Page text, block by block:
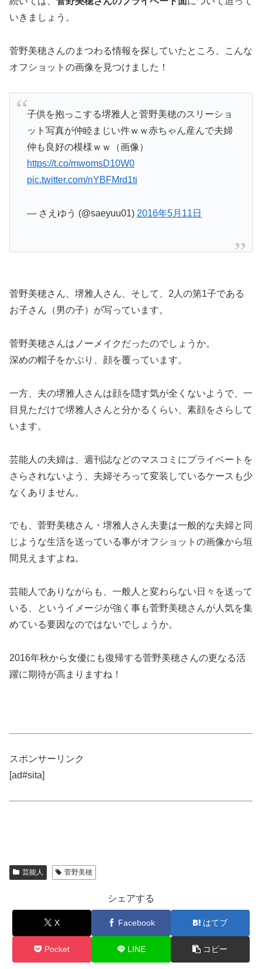
いきましょう。
菅野美穂さんのまつわる情報を探していたところ、こんな
オフショットの画像を見つけました！
子供を抱っこする堺雅人と菅野美穂のスリーショ
ット写真が仲睦まじい件ｗｗ赤ちゃん産んで夫婦
仲も良好の模様ｗｗ（画像）
https://t.co/mwomsD10W0
pic.twitter.com/nYBFMrd1ti
— さえゆう (@saeyuu01) 2016年5月11日
菅野美穂さん、堺雅人さん、そして、2人の第1子である
お子さん（男の子）が写っています。
菅野美穂さんはノーメイクだったのでしょうか。
深めの帽子をかぶり、顔を覆っています。
一方、夫の堺雅人さんは顔を隠す気が全くないようで、一
目見ただけで堺雅人さんと分かるくらい、素顔をさらして
います。
芸能人の夫婦は、週刊誌などのマスコミにプライベートを
さらされないよう、夫婦そろって変装しているケースも少
なくありません。
でも、菅野美穂さん・堺雅人さん夫妻は一般的な夫婦と同
じような生活を送っている事がオフショットの画像から垣
間見えますよね。
芸能人でありながらも、一般人と変わらない日々を送って
いる、というイメージが強く事も菅野美穂さんが人気を集
めている要因なのではないでしょうか。
2016年秋から女優にも復帰する菅野美穂さんの更なる活
躍に期待が高まりますね！
スポンサーリンク
[ad#sita]
芸能人 菅野美穂
シェアする
X Facebook はてブ
Pocket LINE コピー